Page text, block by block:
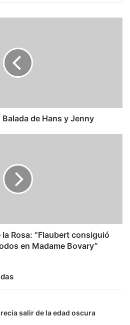
de Hans y Jenny
Rosa: “Flaubert consiguió
en Madame Bovary”
salir de la edad oscura